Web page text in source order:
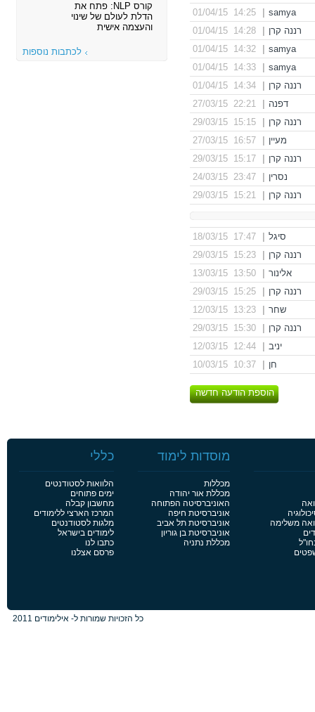
samya
14:25 01/04/15
רננה קרן
14:28 01/04/15
samya
14:32 01/04/15
samya
14:33 01/04/15
רננה קרן
14:34 01/04/15
דפנה
22:21 27/03/15
רננה קרן
15:15 29/03/15
מעיין
16:57 27/03/15
רננה קרן
15:17 29/03/15
נסרין
23:47 24/03/15
רננה קרן
15:21 29/03/15
סיגל
17:47 18/03/15
רננה קרן
15:23 29/03/15
אלינור
13:50 13/03/15
רננה קרן
15:25 29/03/15
שחר
13:23 12/03/15
רננה קרן
15:30 29/03/15
יניב
12:44 12/03/15
חן
10:37 10/03/15
הוספת הודעה חדשה
קורס NLP: פתח את
הדלת לעולם של שינוי
והעצמה אישית
לכתבות נוספות
משלימה
מוסדות לימוד
מכללות
מכללת אור יהודה
האוניברסיטה הפתוחה
אוניברסיטת חיפה
אוניברסיטת תל אביב
אוניברסיטת בן גוריון
מכללת נתניה
כללי
הלוואות לסטודנטים
ימים פתוחים
מחשבון קבלה
המרכז הארצי ללימודים
מלגות לסטודנטים
לימודים בישראל
כתבו לנו
פרסם אצלנו
כל הזכויות שמורות ל- אילימודים 2011